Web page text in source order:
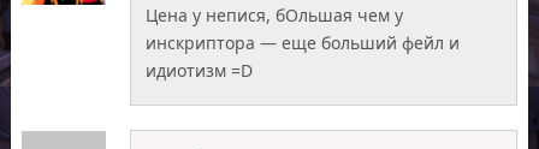
Цена у непися, бОльшая чем у
инскриптора — еще больший фейл и
идиотизм =D